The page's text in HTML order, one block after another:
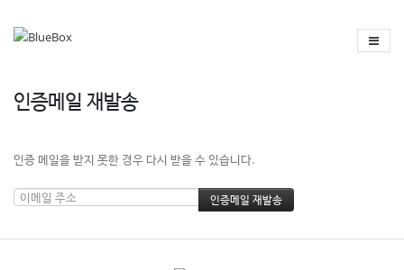
인증메일 재발송
인증 메일을 받지 못한 경우 다시 받을 수 있습니다.